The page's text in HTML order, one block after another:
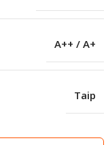
A++ / A+
Taip